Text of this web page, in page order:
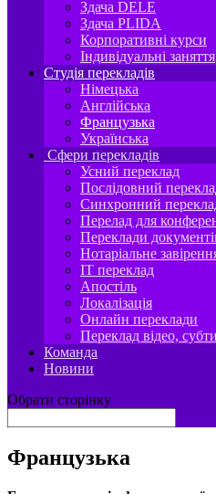
Здача DELE
Здача PLIDA
Корпоративні курси
Індивідуальні заняття
Студія перекладів
Німецька
Англійська
Французька
Українська
Сфери перекладів
Усний переклад
Послідовний
Синхронний
Перелад для
Переклади
Нотаріальне
IT переклад
Апостіль
Локалізація
Онлайн переклади
Переклад відео,
Команда
Новини
Обрати сторінку
Французька